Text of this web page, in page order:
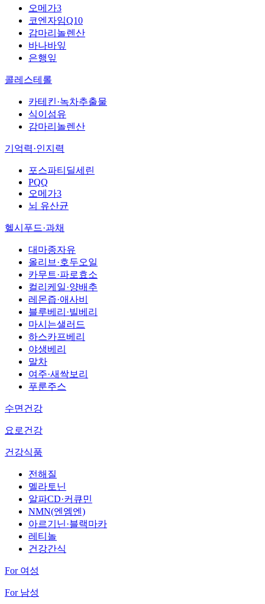
오메가3
코엔자임Q10
감마리놀렌산
바나바잎
은행잎
콜레스테롤
카테킨·녹차추출물
식이섬유
감마리놀렌산
기억력·인지력
포스파티딜세린
PQQ
오메가3
뇌 유산균
헬시푸드·과채
대마종자유
올리브·호두오일
카무트·파로효소
컬리케일·양배추
레몬즙·애사비
블루베리·빌베리
마시는샐러드
하스카프베리
야생베리
말차
여주·새싹보리
푸룬주스
수면건강
요로건강
건강식품
전해질
멜라토닌
알파CD·커큐민
NMN(엔엠엔)
아르기닌·블랙마카
레티놀
건강간식
For 여성
For 남성